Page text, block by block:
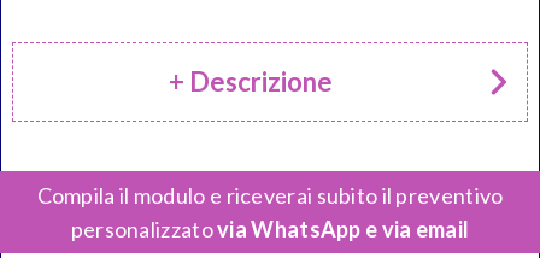
+ Descrizione
Compila il modulo e riceverai subito il preventivo
personalizzatovia WhatsApp e via email